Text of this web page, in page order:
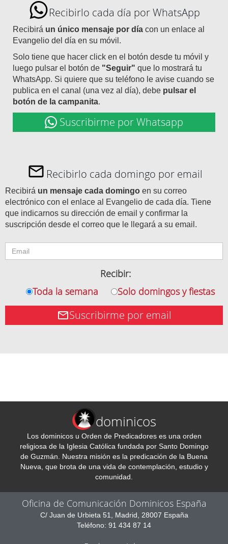
Recibirlo cada día por WhatsApp
Recibirá un único mensaje por día con un enlace al
Evangelio del día en su móvil.
Solo tiene que hacer click en el botón desde tu móvil y
luego pulsar el botón de "Seguir" que lo mostrará tu
WhatsApp. Si quiere que su teléfono le avise cuando se
publica en el canal (una vez al día), debe pulsar el
botón de la campanita.
Suscribirme por Whatsapp
Recibirlo cada domingo por email
Recibirá un mensaje cada domingo en su correo
electrónico con el enlace al Evangelio de cada día. Tiene
que indicarnos su dirección de email y confirmar la
suscripción desde el correo que le llegará a su email.
Recibir:
Toda la semana
Solo domingos y fiestas
Suscribirme por email
dominicos
Los dominicos u Orden de Predicadores es una orden
religiosa de la Iglesia Católica fundada por Santo Domingo
de Guzmán. Nuestra misión es la predicación de la Buena
Nueva, que brota de una vida de contemplación, estudio y
comunidad.
Oficina de Comunicación Dominicos España
C/ Juan de Urbieta 51, Madrid, 28007 España
Teléfono: 91 434 87 14